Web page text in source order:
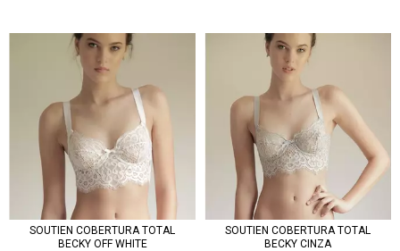
SOUTIEN COBERTURA TOTAL
BECKY OFF WHITE
SOUTIEN COBERTURA TOTAL
BECKY CINZA